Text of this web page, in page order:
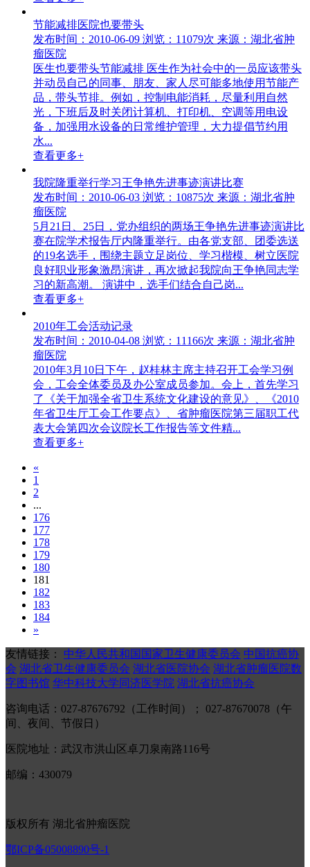
节能减排医院也要带头
发布时间：2010-06-09 浏览：11079次 来源：湖北省肿
瘤医院
医生也要带头节能减排 医生作为社会中的一员应该带头
并动员自己的同事、朋友、家人尽可能多地使用节能产
品，带头节排。例如，控制电能消耗，尽量利用自然
光，下班后及时关闭计算机、打印机、空调等用电设
备，加强用水设备的日常维护管理，大力提倡节约用
水...
查看更多+
我院隆重举行学习王争艳先进事迹演讲比赛
发布时间：2010-06-03 浏览：10875次 来源：湖北省肿
瘤医院
5月21日、25日，党办组织的两场王争艳先进事迹演讲比
赛在院学术报告厅内隆重举行。由各党支部、团委选送
的19名选手，围绕主题立足岗位、学习楷模、树立医院
良好职业形象激昂演讲，再次掀起我院向王争艳同志学
习的新高潮。 演讲中，选手们结合自己岗...
查看更多+
2010年工会活动记录
发布时间：2010-04-08 浏览：11166次 来源：湖北省肿
瘤医院
2010年3月10日下午，赵桂林主席主持召开工会学习例
会，工会全体委员及办公室成员参加。会上，首先学习
了《关于加强全省卫生系统文化建设的意见》、《2010
年省卫生厅工会工作要点》、省肿瘤医院第三届职工代
表大会第四次会议院长工作报告等文件精...
查看更多+
«
1
2
...
176
177
178
179
180
181
182
183
184
»
友情链接： 中华人民共和国国家卫生健康委员会 中国抗癌协
会 湖北省卫生健康委员会 湖北省医院协会 湖北省肿瘤医院数
字图书馆 华中科技大学同济医学院 湖北省抗癌协会
咨询电话：027-87676792（工作时间）； 027-87670078（午
间、夜间、节假日）
医院地址：武汉市洪山区卓刀泉南路116号
邮编：430079
版权所有 湖北省肿瘤医院
鄂ICP备05008890号-1